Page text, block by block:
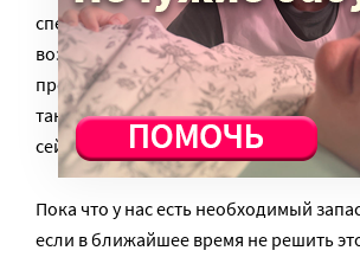
специалистов, плюс онкопсихолог.
возможно благодаря полученному
президентскому гранту и поддержке
также частным пожертвованиям, но
сейчас, падают.
Пока что у нас есть необходимый
если в ближайшее время не решить